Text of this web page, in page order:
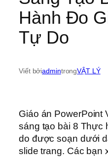
Hành Đo
Tự Do
Viết bởiadmintrongVẬT LÝ
Giáo án PowerPoint
sáng tạo bài 8 Thực
do được soạn dưới
slide trang. Các bạn